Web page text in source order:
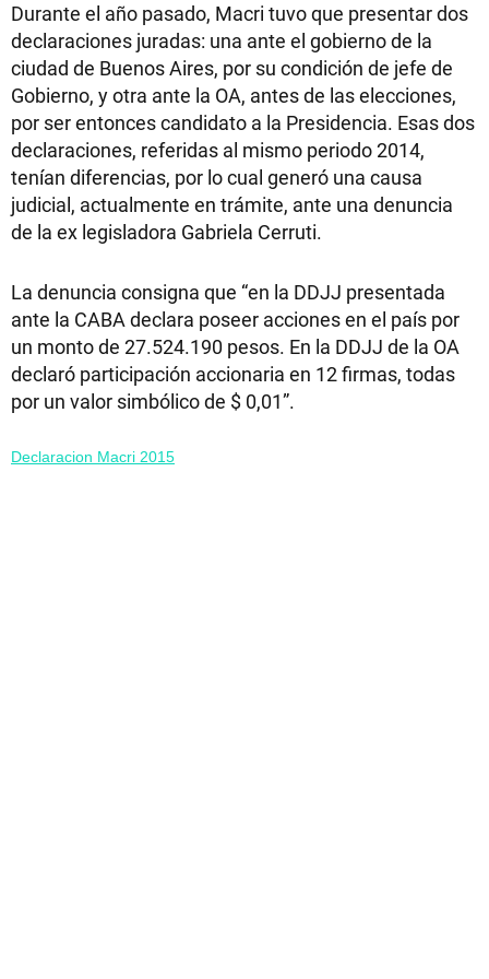
Durante el año pasado, Macri tuvo que presentar dos
declaraciones juradas: una ante el gobierno de la
ciudad de Buenos Aires, por su condición de jefe de
Gobierno, y otra ante la OA, antes de las elecciones,
por ser entonces candidato a la Presidencia. Esas dos
declaraciones, referidas al mismo periodo 2014,
tenían diferencias, por lo cual generó una causa
judicial, actualmente en trámite, ante una denuncia
de la ex legisladora Gabriela Cerruti.
La denuncia consigna que “en la DDJJ presentada
ante la CABA declara poseer acciones en el país por
un monto de 27.524.190 pesos. En la DDJJ de la OA
declaró participación accionaria en 12 firmas, todas
por un valor simbólico de $ 0,01”.
Declaracion Macri 2015